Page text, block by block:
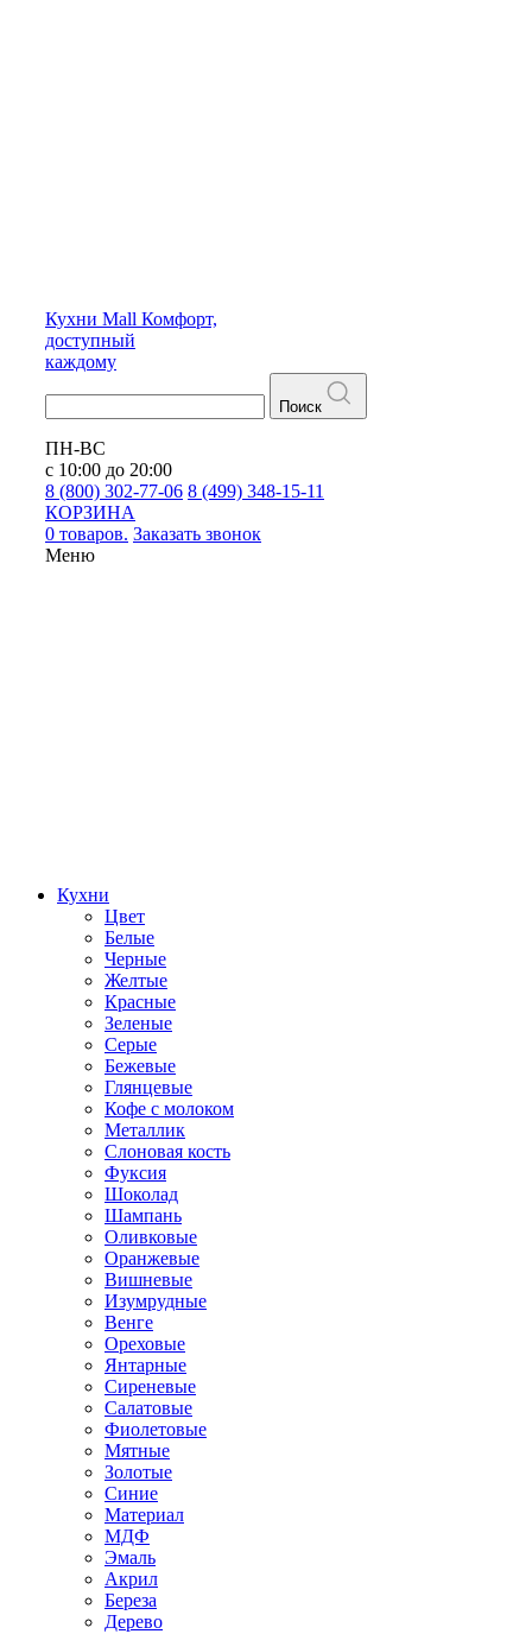
Кухни Mall Комфорт,
доступный
каждому
Поиск
ПН-ВС
с 10:00 до 20:00
8 (800) 302-77-06 8 (499) 348-15-11
КОРЗИНА
0 товаров. Заказать звонок
Меню
Кухни
Цвет
Белые
Черные
Желтые
Красные
Зеленые
Серые
Бежевые
Глянцевые
Кофе с молоком
Металлик
Слоновая кость
Фуксия
Шоколад
Шампань
Оливковые
Оранжевые
Вишневые
Изумрудные
Венге
Ореховые
Янтарные
Сиреневые
Салатовые
Фиолетовые
Мятные
Золотые
Синие
Материал
МДФ
Эмаль
Акрил
Береза
Дерево